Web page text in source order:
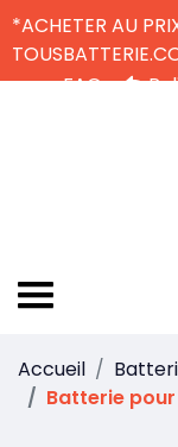
*ACHETER AU
FAQ
Accueil
Batterie pour